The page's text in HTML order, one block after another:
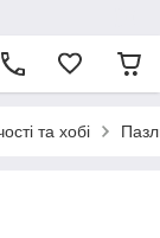
та хобі